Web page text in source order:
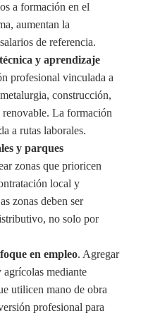
a formación en el
aumentan la
de referencia.
y aprendizaje
profesional vinculada a
construcción,
renovable. La formación
a rutas laborales.
y parques
zonas que prioricen
local y
zonas deben ser
no solo por
en empleo. Agregar
agrícolas mediante
utilicen mano de obra
profesional para